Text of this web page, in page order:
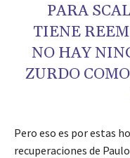
PARA
TIENE
NO HAY
ZURDO
Pero eso es por estas
recuperaciones de